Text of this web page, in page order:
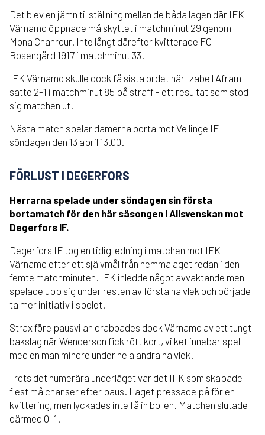
Det blev en jämn tillställning mellan de båda lagen där IFK
Värnamo öppnade målskyttet i matchminut 29 genom
Mona Chahrour. Inte långt därefter kvitterade FC
Rosengård 1917 i matchminut 33.
IFK Värnamo skulle dock få sista ordet när Izabell Afram
satte 2-1 i matchminut 85 på straff - ett resultat som stod
sig matchen ut.
Nästa match spelar damerna borta mot Vellinge IF
söndagen den 13 april 13.00.
FÖRLUST I DEGERFORS
Herrarna spelade under söndagen sin första
bortamatch för den här säsongen i Allsvenskan mot
Degerfors IF.
Degerfors IF tog en tidig ledning i matchen mot IFK
Värnamo efter ett självmål från hemmalaget redan i den
femte matchminuten. IFK inledde något avvaktande men
spelade upp sig under resten av första halvlek och började
ta mer initiativ i spelet.
Strax före pausvilan drabbades dock Värnamo av ett tungt
bakslag när Wenderson fick rött kort, vilket innebar spel
med en man mindre under hela andra halvlek.
Trots det numerära underläget var det IFK som skapade
flest målchanser efter paus. Laget pressade på för en
kvittering, men lyckades inte få in bollen. Matchen slutade
därmed 0–1.